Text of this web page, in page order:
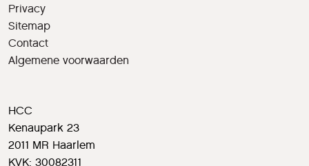
Privacy
Sitemap
Contact
Algemene voorwaarden
HCC
Kenaupark 23
2011 MR Haarlem
KVK: 30082311